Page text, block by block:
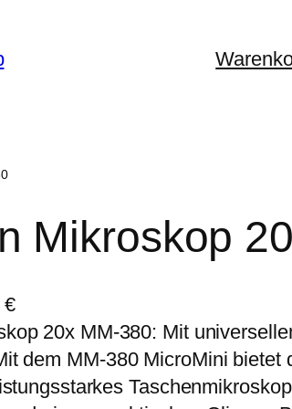
Mikroskop
€A
k
t
u
20x MM-380: Mit
dem MM-380 MicroMini bietet